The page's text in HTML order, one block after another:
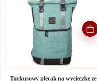
Turkusowy plecak na wycieczkę ze